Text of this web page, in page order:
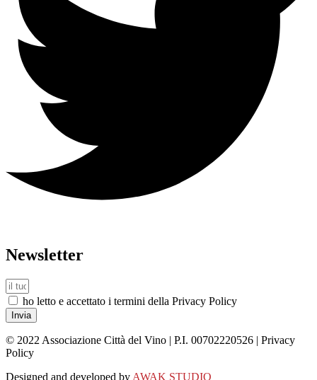
Newsletter
ho letto e accettato i termini della Privacy Policy
Invia
© 2022 Associazione Città del Vino | P.I. 00702220526 | Privacy
Policy
Designed and developed by AWAK STUDIO